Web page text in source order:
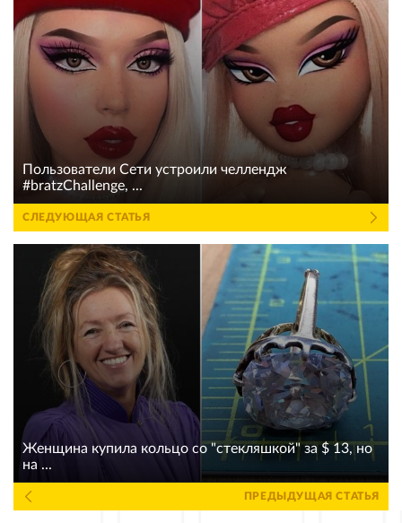
Пользователи Сети устроили челлендж
#bratzChallenge, ...
СЛЕДУЮЩАЯ СТАТЬЯ
Женщина купила кольцо со "стекляшкой" за $ 13, но
на ...
ПРЕДЫДУЩАЯ СТАТЬЯ